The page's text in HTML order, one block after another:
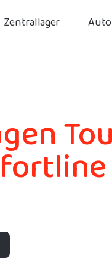
Zentrallager